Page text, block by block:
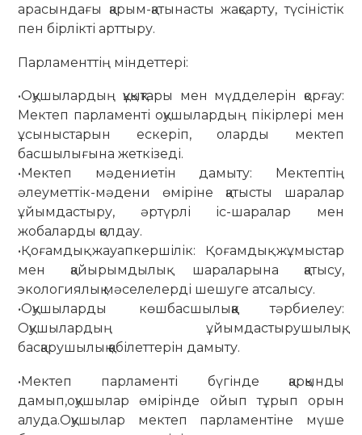
арасындағы қарым-қатынасты жақсарту, түсіністік
пен бірлікті арттыру.
Парламенттің міндеттері:
•Оқушылардың құқықтары мен мүдделерін қорғау:
Мектеп парламенті оқушылардың пікірлері мен
ұсыныстарын ескеріп, оларды мектеп
басшылығына жеткізеді.
•Мектеп мәдениетін дамыту: Мектептің
әлеуметтік-мәдени өміріне қатысты шаралар
ұйымдастыру, әртүрлі іс-шаралар мен
жобаларды қолдау.
•Қоғамдық жауапкершілік: Қоғамдық жұмыстар
мен қайырымдылық шараларына қатысу,
экологиялық мәселелерді шешуге атсалысу.
•Оқушыларды көшбасшылыққа тәрбиелеу:
Оқушылардың ұйымдастырушылық,
басқарушылық қабілеттерін дамыту.
•Мектеп парламенті бүгінде қарқынды
дамып,оқушылар өмірінде ойып тұрып орын
алуда.Оқушылар мектеп парламентіне мүше